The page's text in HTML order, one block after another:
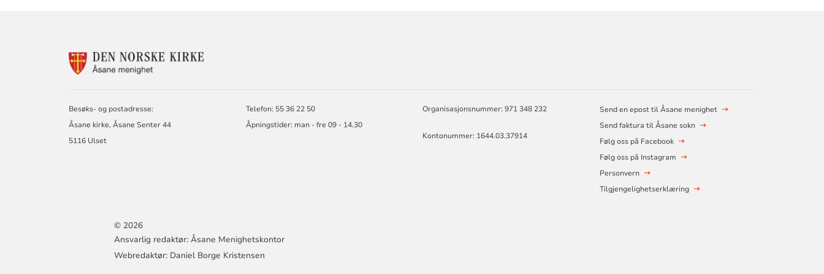
KONTAKTINFORMASJON
Besøks- og postadresse:
Åsane kirke, Åsane Senter 44
5116 Ulset
Telefon: 55 36 22 50
Åpningstider: man - fre 09 - 14.30
Organisasjonsnummer: 971 348 232
Kontonummer: 1644.03.37914
Send en epost til Åsane menighet
Send faktura til Åsane sokn
Følg oss på Facebook
Følg oss på Instagram
Personvern
Tilgjengelighetserklæring
© 2026
Ansvarlig redaktør: Åsane Menighetskontor
Webredaktør: Daniel Borge Kristensen